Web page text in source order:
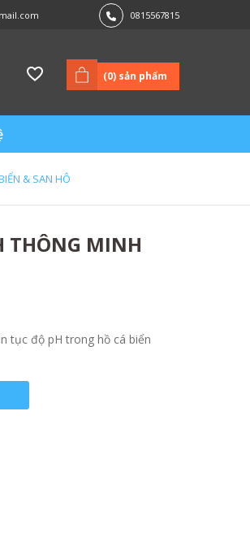
0815567815
(0) sản phẩm
& SAN HÔ
THÔNG MINH
tục độ pH trong hồ cá biển